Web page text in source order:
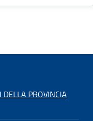
DELLA PROVINCIA